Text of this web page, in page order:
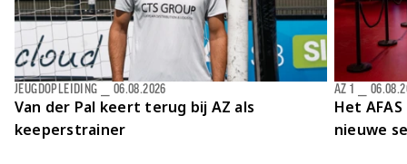
Van der Pal keert terug bij AZ als
keeperstrainer
JEUGDOPLEIDING 06.08.2026
Het
nieuwe
AZ 1